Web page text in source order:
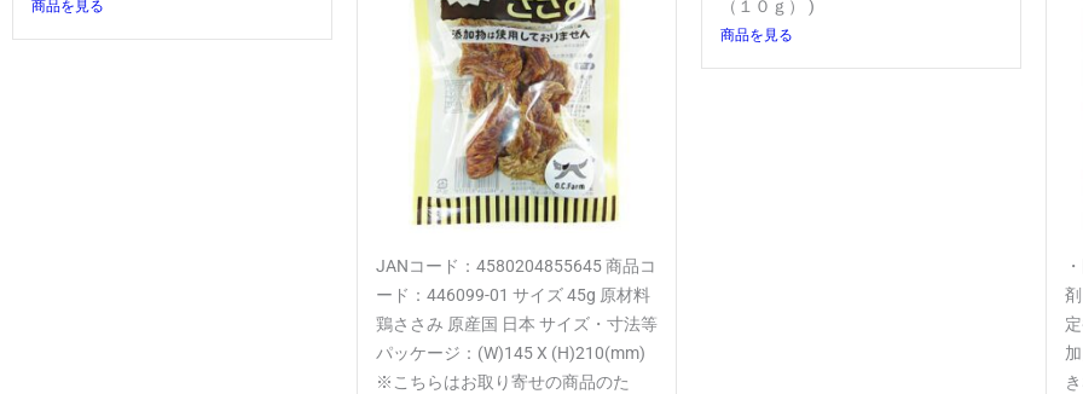
商品を見る
JANコード：4580204855645 商品コ
ード：446099-01 サイズ 45g 原材料
鶏ささみ 原産国 日本 サイズ・寸法等
パッケージ：(W)145 X (H)210(mm)
※こちらはお取り寄せの商品のた
（１０ｇ） )
商品を見る